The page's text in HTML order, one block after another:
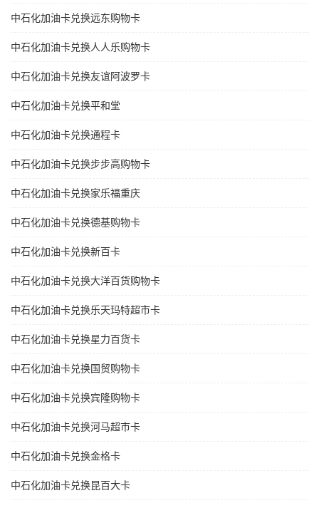
中石化加油卡兑换远东购物卡
中石化加油卡兑换人人乐购物卡
中石化加油卡兑换友谊阿波罗卡
中石化加油卡兑换平和堂
中石化加油卡兑换通程卡
中石化加油卡兑换步步高购物卡
中石化加油卡兑换家乐福重庆
中石化加油卡兑换德基购物卡
中石化加油卡兑换新百卡
中石化加油卡兑换大洋百货购物卡
中石化加油卡兑换乐天玛特超市卡
中石化加油卡兑换星力百货卡
中石化加油卡兑换国贸购物卡
中石化加油卡兑换宾隆购物卡
中石化加油卡兑换河马超市卡
中石化加油卡兑换金格卡
中石化加油卡兑换昆百大卡